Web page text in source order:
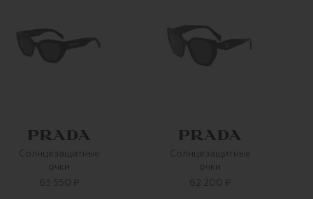
Солнцезащитные
очки
65 550 ₽
Солнцезащитные
очки
62 200 ₽